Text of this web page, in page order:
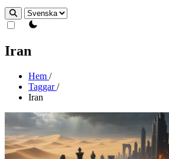
theme switcher
Iran
Hem /
Taggar/
Iran